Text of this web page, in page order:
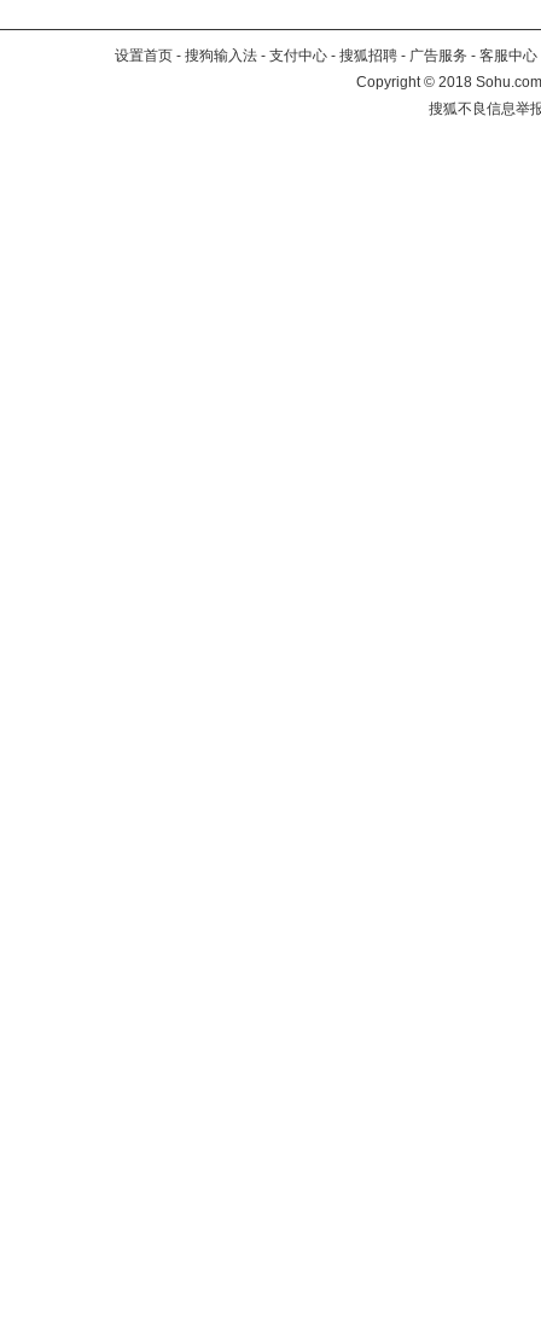
设置首页 - 搜狗输入法 - 支付中心 - 搜狐招聘 - 广告服务 - 客服中心
Copyright©2018
搜狐不良信息举